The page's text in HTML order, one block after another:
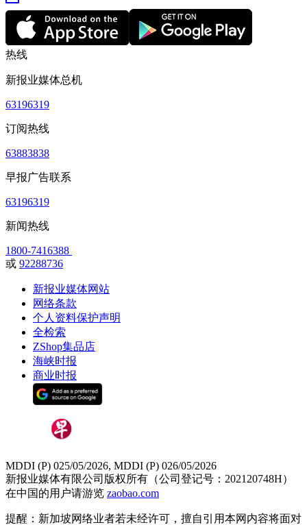
热线
新报业媒体总机
63196319
订阅热线
63883838
早报广告联系
63196319
新闻热线
1800-7416388
或 92288736
新报业媒体网站
网络条款
个人资料保护声明
全检索
ZShop集品店
海峡时报
商业时报
MDDI (P) 025/05/2026, MDDI (P) 026/05/2026
新报业媒体有限公司版权所有（公司登记号：202120748H）
在中国的用户请游览 zaobao.com
提醒：新加坡网络业者若未经许可，擅自引用本网内容将面对